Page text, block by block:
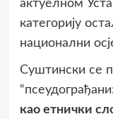
актуелном
категорију
национални
Суштински се
као етнички